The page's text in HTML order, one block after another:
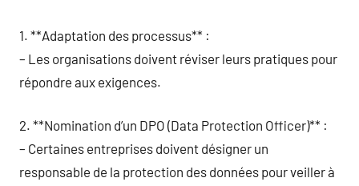
1. **Adaptation des processus** :
– Les organisations doivent réviser leurs pratiques pour
répondre aux exigences.
2. **Nomination d’un DPO (Data Protection Officer)** :
– Certaines entreprises doivent désigner un
responsable de la protection des données pour veiller à